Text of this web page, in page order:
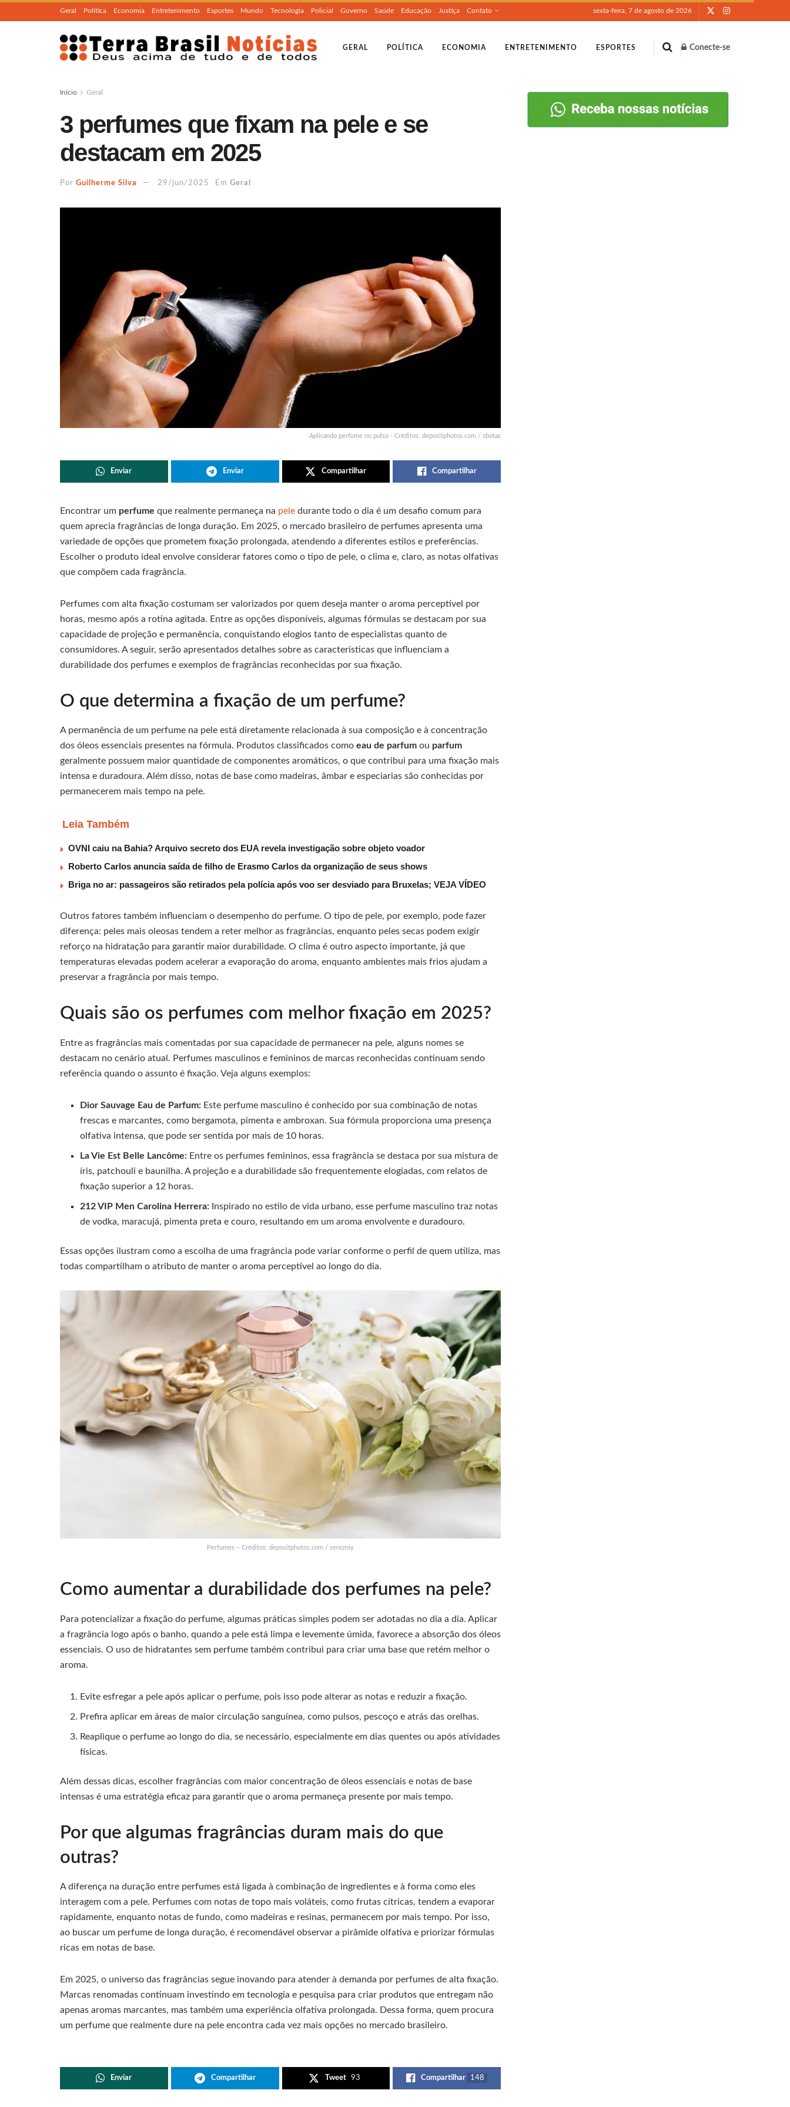
Geral Política Economia Entretenimento Esportes Mundo Tecnologia Policial Governo Saúde Educação Justiça Contato sexta-feira, 7 de agosto de 2026
GERAL POLÍTICA ECONOMIA ENTRETENIMENTO ESPORTES Conecte-se
Início Geral
3 perfumes que fixam na pele e se
destacam em 2025
Por Guilherme Silva 29/jun/2025 Em Geral
Aplicando perfume no pulso - Créditos: depositphotos.com / sbotas
Enviar Enviar Compartilhar Compartilhar
Encontrar um perfume que realmente permaneça na pele durante todo o dia é um desafio comum para
quem aprecia fragrâncias de longa duração. Em 2025, o mercado brasileiro de perfumes apresenta uma
variedade de opções que prometem fixação prolongada, atendendo a diferentes estilos e preferências.
Escolher o produto ideal envolve considerar fatores como o tipo de pele, o clima e, claro, as notas olfativas
que compõem cada fragrância.
Perfumes com alta fixação costumam ser valorizados por quem deseja manter o aroma perceptível por
horas, mesmo após a rotina agitada. Entre as opções disponíveis, algumas fórmulas se destacam por sua
capacidade de projeção e permanência, conquistando elogios tanto de especialistas quanto de
consumidores. A seguir, serão apresentados detalhes sobre as características que influenciam a
durabilidade dos perfumes e exemplos de fragrâncias reconhecidas por sua fixação.
O que determina a fixação de um perfume?
A permanência de um perfume na pele está diretamente relacionada à sua composição e à concentração
dos óleos essenciais presentes na fórmula. Produtos classificados como eau de parfum ou parfum
geralmente possuem maior quantidade de componentes aromáticos, o que contribui para uma fixação mais
intensa e duradoura. Além disso, notas de base como madeiras, âmbar e especiarias são conhecidas por
permanecerem mais tempo na pele.
Leia Também
OVNI caiu na Bahia? Arquivo secreto dos EUA revela investigação sobre objeto voador
Roberto Carlos anuncia saída de filho de Erasmo Carlos da organização de seus shows
Briga no ar: passageiros são retirados pela polícia após voo ser desviado para Bruxelas; VEJA VÍDEO
Outros fatores também influenciam o desempenho do perfume. O tipo de pele, por exemplo, pode fazer
diferença: peles mais oleosas tendem a reter melhor as fragrâncias, enquanto peles secas podem exigir
reforço na hidratação para garantir maior durabilidade. O clima é outro aspecto importante, já que
temperaturas elevadas podem acelerar a evaporação do aroma, enquanto ambientes mais frios ajudam a
preservar a fragrância por mais tempo.
Quais são os perfumes com melhor fixação em 2025?
Entre as fragrâncias mais comentadas por sua capacidade de permanecer na pele, alguns nomes se
destacam no cenário atual. Perfumes masculinos e femininos de marcas reconhecidas continuam sendo
referência quando o assunto é fixação. Veja alguns exemplos:
Dior Sauvage Eau de Parfum: Este perfume masculino é conhecido por sua combinação de notas
frescas e marcantes, como bergamota, pimenta e ambroxan. Sua fórmula proporciona uma presença
olfativa intensa, que pode ser sentida por mais de 10 horas.
La Vie Est Belle Lancôme: Entre os perfumes femininos, essa fragrância se destaca por sua mistura de
íris, patchouli e baunilha. A projeção e a durabilidade são frequentemente elogiadas, com relatos de
fixação superior a 12 horas.
212 VIP Men Carolina Herrera: Inspirado no estilo de vida urbano, esse perfume masculino traz notas
de vodka, maracujá, pimenta preta e couro, resultando em um aroma envolvente e duradouro.
Essas opções ilustram como a escolha de uma fragrância pode variar conforme o perfil de quem utiliza, mas
todas compartilham o atributo de manter o aroma perceptível ao longo do dia.
Perfumes – Créditos: depositphotos.com / serezniy
Como aumentar a durabilidade dos perfumes na pele?
Para potencializar a fixação do perfume, algumas práticas simples podem ser adotadas no dia a dia. Aplicar
a fragrância logo após o banho, quando a pele está limpa e levemente úmida, favorece a absorção dos óleos
essenciais. O uso de hidratantes sem perfume também contribui para criar uma base que retém melhor o
aroma.
Evite esfregar a pele após aplicar o perfume, pois isso pode alterar as notas e reduzir a fixação.
Prefira aplicar em áreas de maior circulação sanguínea, como pulsos, pescoço e atrás das orelhas.
Reaplique o perfume ao longo do dia, se necessário, especialmente em dias quentes ou após atividades
físicas.
Além dessas dicas, escolher fragrâncias com maior concentração de óleos essenciais e notas de base
intensas é uma estratégia eficaz para garantir que o aroma permaneça presente por mais tempo.
Por que algumas fragrâncias duram mais do que
outras?
A diferença na duração entre perfumes está ligada à combinação de ingredientes e à forma como eles
interagem com a pele. Perfumes com notas de topo mais voláteis, como frutas cítricas, tendem a evaporar
rapidamente, enquanto notas de fundo, como madeiras e resinas, permanecem por mais tempo. Por isso,
ao buscar um perfume de longa duração, é recomendável observar a pirâmide olfativa e priorizar fórmulas
ricas em notas de base.
Em 2025, o universo das fragrâncias segue inovando para atender à demanda por perfumes de alta fixação.
Marcas renomadas continuam investindo em tecnologia e pesquisa para criar produtos que entregam não
apenas aromas marcantes, mas também uma experiência olfativa prolongada. Dessa forma, quem procura
um perfume que realmente dure na pele encontra cada vez mais opções no mercado brasileiro.
Enviar Compartilhar Tweet 93 Compartilhar 148